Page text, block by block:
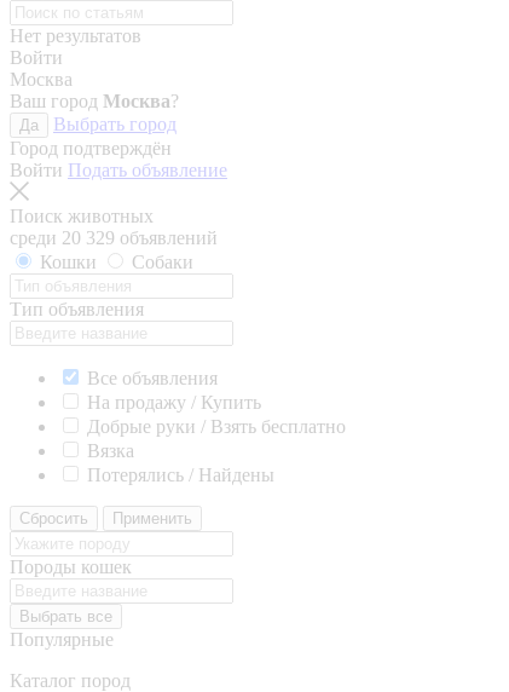
Нет результатов
Войти
Москва
Ваш город Москва?
Да
Выбрать город
Город подтверждён
Войти Подать объявление
Поиск животных
среди 20 329 объявлений
Кошки
Собаки
Тип объявления
Все объявления
На продажу / Купить
Добрые руки / Взять бесплатно
Вязка
Потерялись / Найдены
Сбросить Применить
Породы кошек
Выбрать все
Популярные
Каталог пород